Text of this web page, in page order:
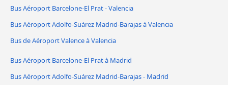
Bus Aéroport Barcelone-El Prat - Valencia
Bus Aéroport Adolfo-Suárez Madrid-Barajas à Valencia
Bus de Aéroport Valence à Valencia
Bus Aéroport Barcelone-El Prat à Madrid
Bus Aéroport Adolfo-Suárez Madrid-Barajas - Madrid